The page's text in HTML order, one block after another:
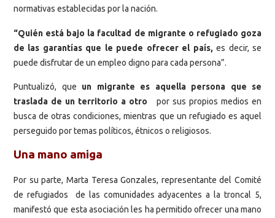
normativas establecidas por la nación.
“Quién está bajo la facultad de migrante o refugiado goza
de las garantías que le puede ofrecer el país, es decir, se
puede disfrutar de un empleo digno para cada persona”.
Puntualizó, que un migrante es aquella persona que se
traslada de un territorio a otro
por sus propios medios en
busca de otras condiciones, mientras que un refugiado es aquel
perseguido por temas políticos, étnicos o religiosos.
Una mano amiga
Por su parte, Marta Teresa Gonzales, representante del Comité
de refugiados de las comunidades adyacentes a la troncal 5,
manifestó que esta asociación les ha permitido ofrecer una mano